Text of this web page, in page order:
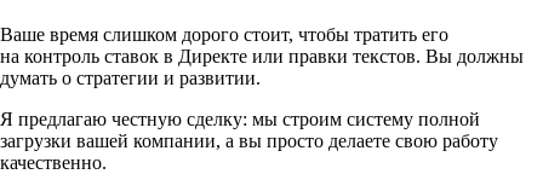
Ваше время слишком дорого стоит, чтобы тратить его
на контроль ставок в Директе или правки текстов. Вы должны
думать о стратегии и развитии.
Я предлагаю честную сделку: мы строим систему полной
загрузки вашей компании, а вы просто делаете свою работу
качественно.